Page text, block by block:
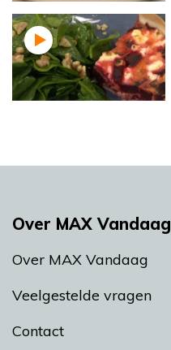
Over MAX Vandaag
Over MAX Vandaag
Veelgestelde vragen
Contact